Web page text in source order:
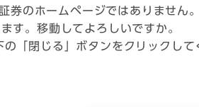
券のホームページではありません。
す。移動してよろしいですか。
「閉じる」ボタンをクリックして